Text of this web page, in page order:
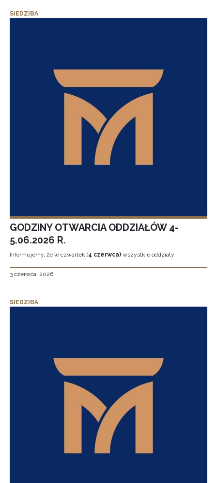
SIEDZIBA
GODZINY OTWARCIA ODDZIAŁÓW 4-
5.06.2026 R.
Informujemy, że w czwartek (4 czerwca) wszystkie oddziały
3 czerwca, 2026
SIEDZIBA